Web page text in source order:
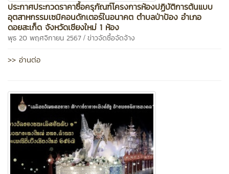
ประกาศประกวดราคาซื้อครุภัณฑ์โครงการห้องปฏิบัติการต้นแบบ
อุตสาหกรรมเซมิคอนดักเตอร์ในอนาคต ตำบลป่าป้อง อำเภอ
ดอยสะเก็ด จังหวัดเชียงใหม่ 1 ห้อง
พุธ 20 พฤศจิกายน 2567 / ข่าวจัดซื้อจัดจ้าง
>> อ่านต่อ